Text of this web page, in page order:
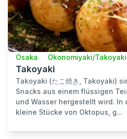
Osaka Okonomiyaki/Takoyaki
Takoyaki
Takoyaki (たこ焼き, Takoyaki)
Snacks aus einem flüssigen
und Wasser hergestellt wird. In
kleine Stücke von Oktopus, g...